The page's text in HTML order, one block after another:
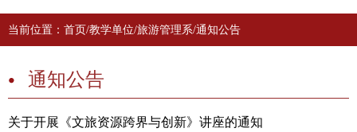
当前位置： 首页/教学单位/旅游管理系/通知公告
通知公告
关于开展《文旅资源跨界与创新》讲座的通知